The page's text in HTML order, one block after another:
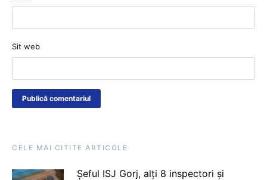
Sit web
CELE MAI CITITE ARTICOLE
Șeful ISJ Gorj, alți 8 inspectori și